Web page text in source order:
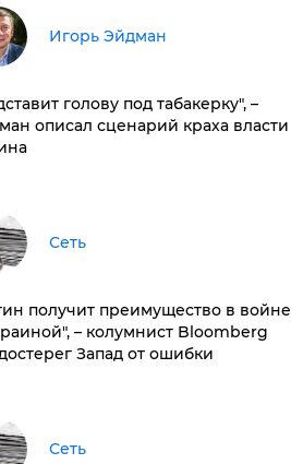
Игорь Эйдман
голову под табакерку", –
описал сценарий краха власти
Сеть
получит преимущество в войне
– колумнист Bloomberg
Запад от ошибки
Сеть